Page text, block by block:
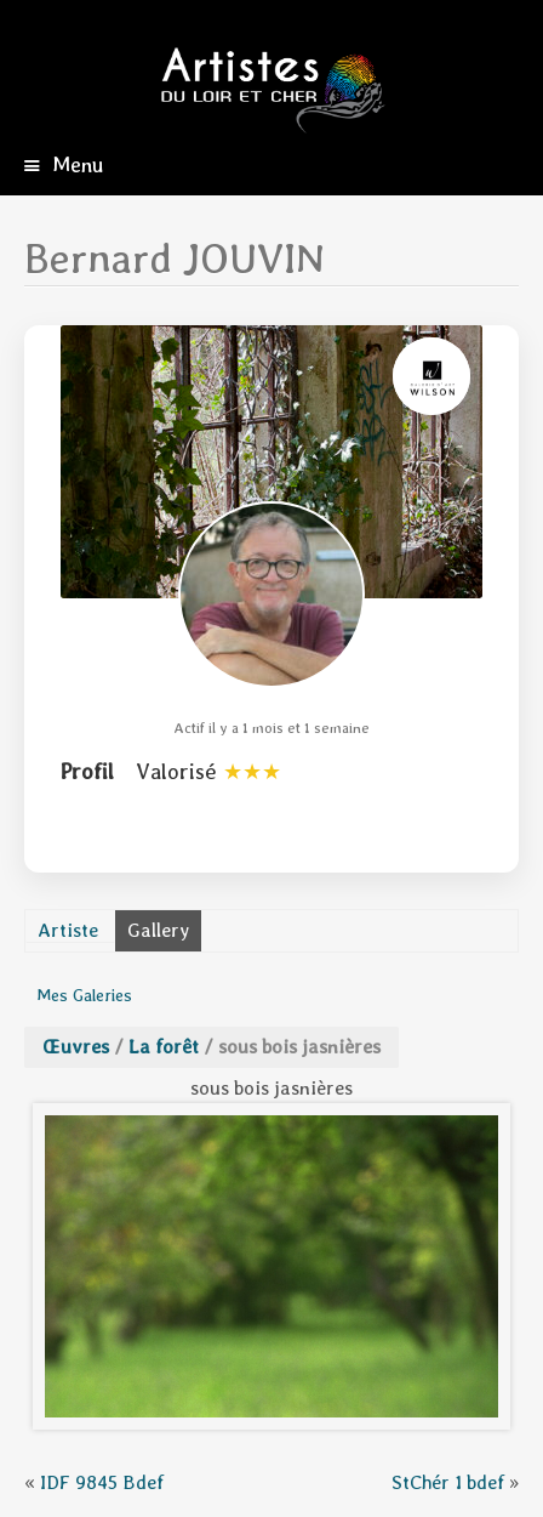
Menu
principal
Bernard JOUVIN
Actif il y a 1 mois et 1 semaine
Profil Valorisé
Artiste Gallery
Mes Galeries
Œuvres / La forêt / sous bois jasnières
sous bois jasnières
« IDF 9845 Bdef StChér 1 bdef»